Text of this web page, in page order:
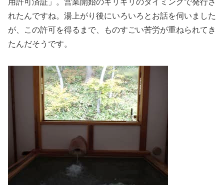
用許可済証」。営業開始のギリギリのタイミングで発行さ
れたんですね。湯上がり後にいろいろとお話を伺いました
が、この許可を得るまで、ものすごい苦労が重ねられてき
たんだそうです。